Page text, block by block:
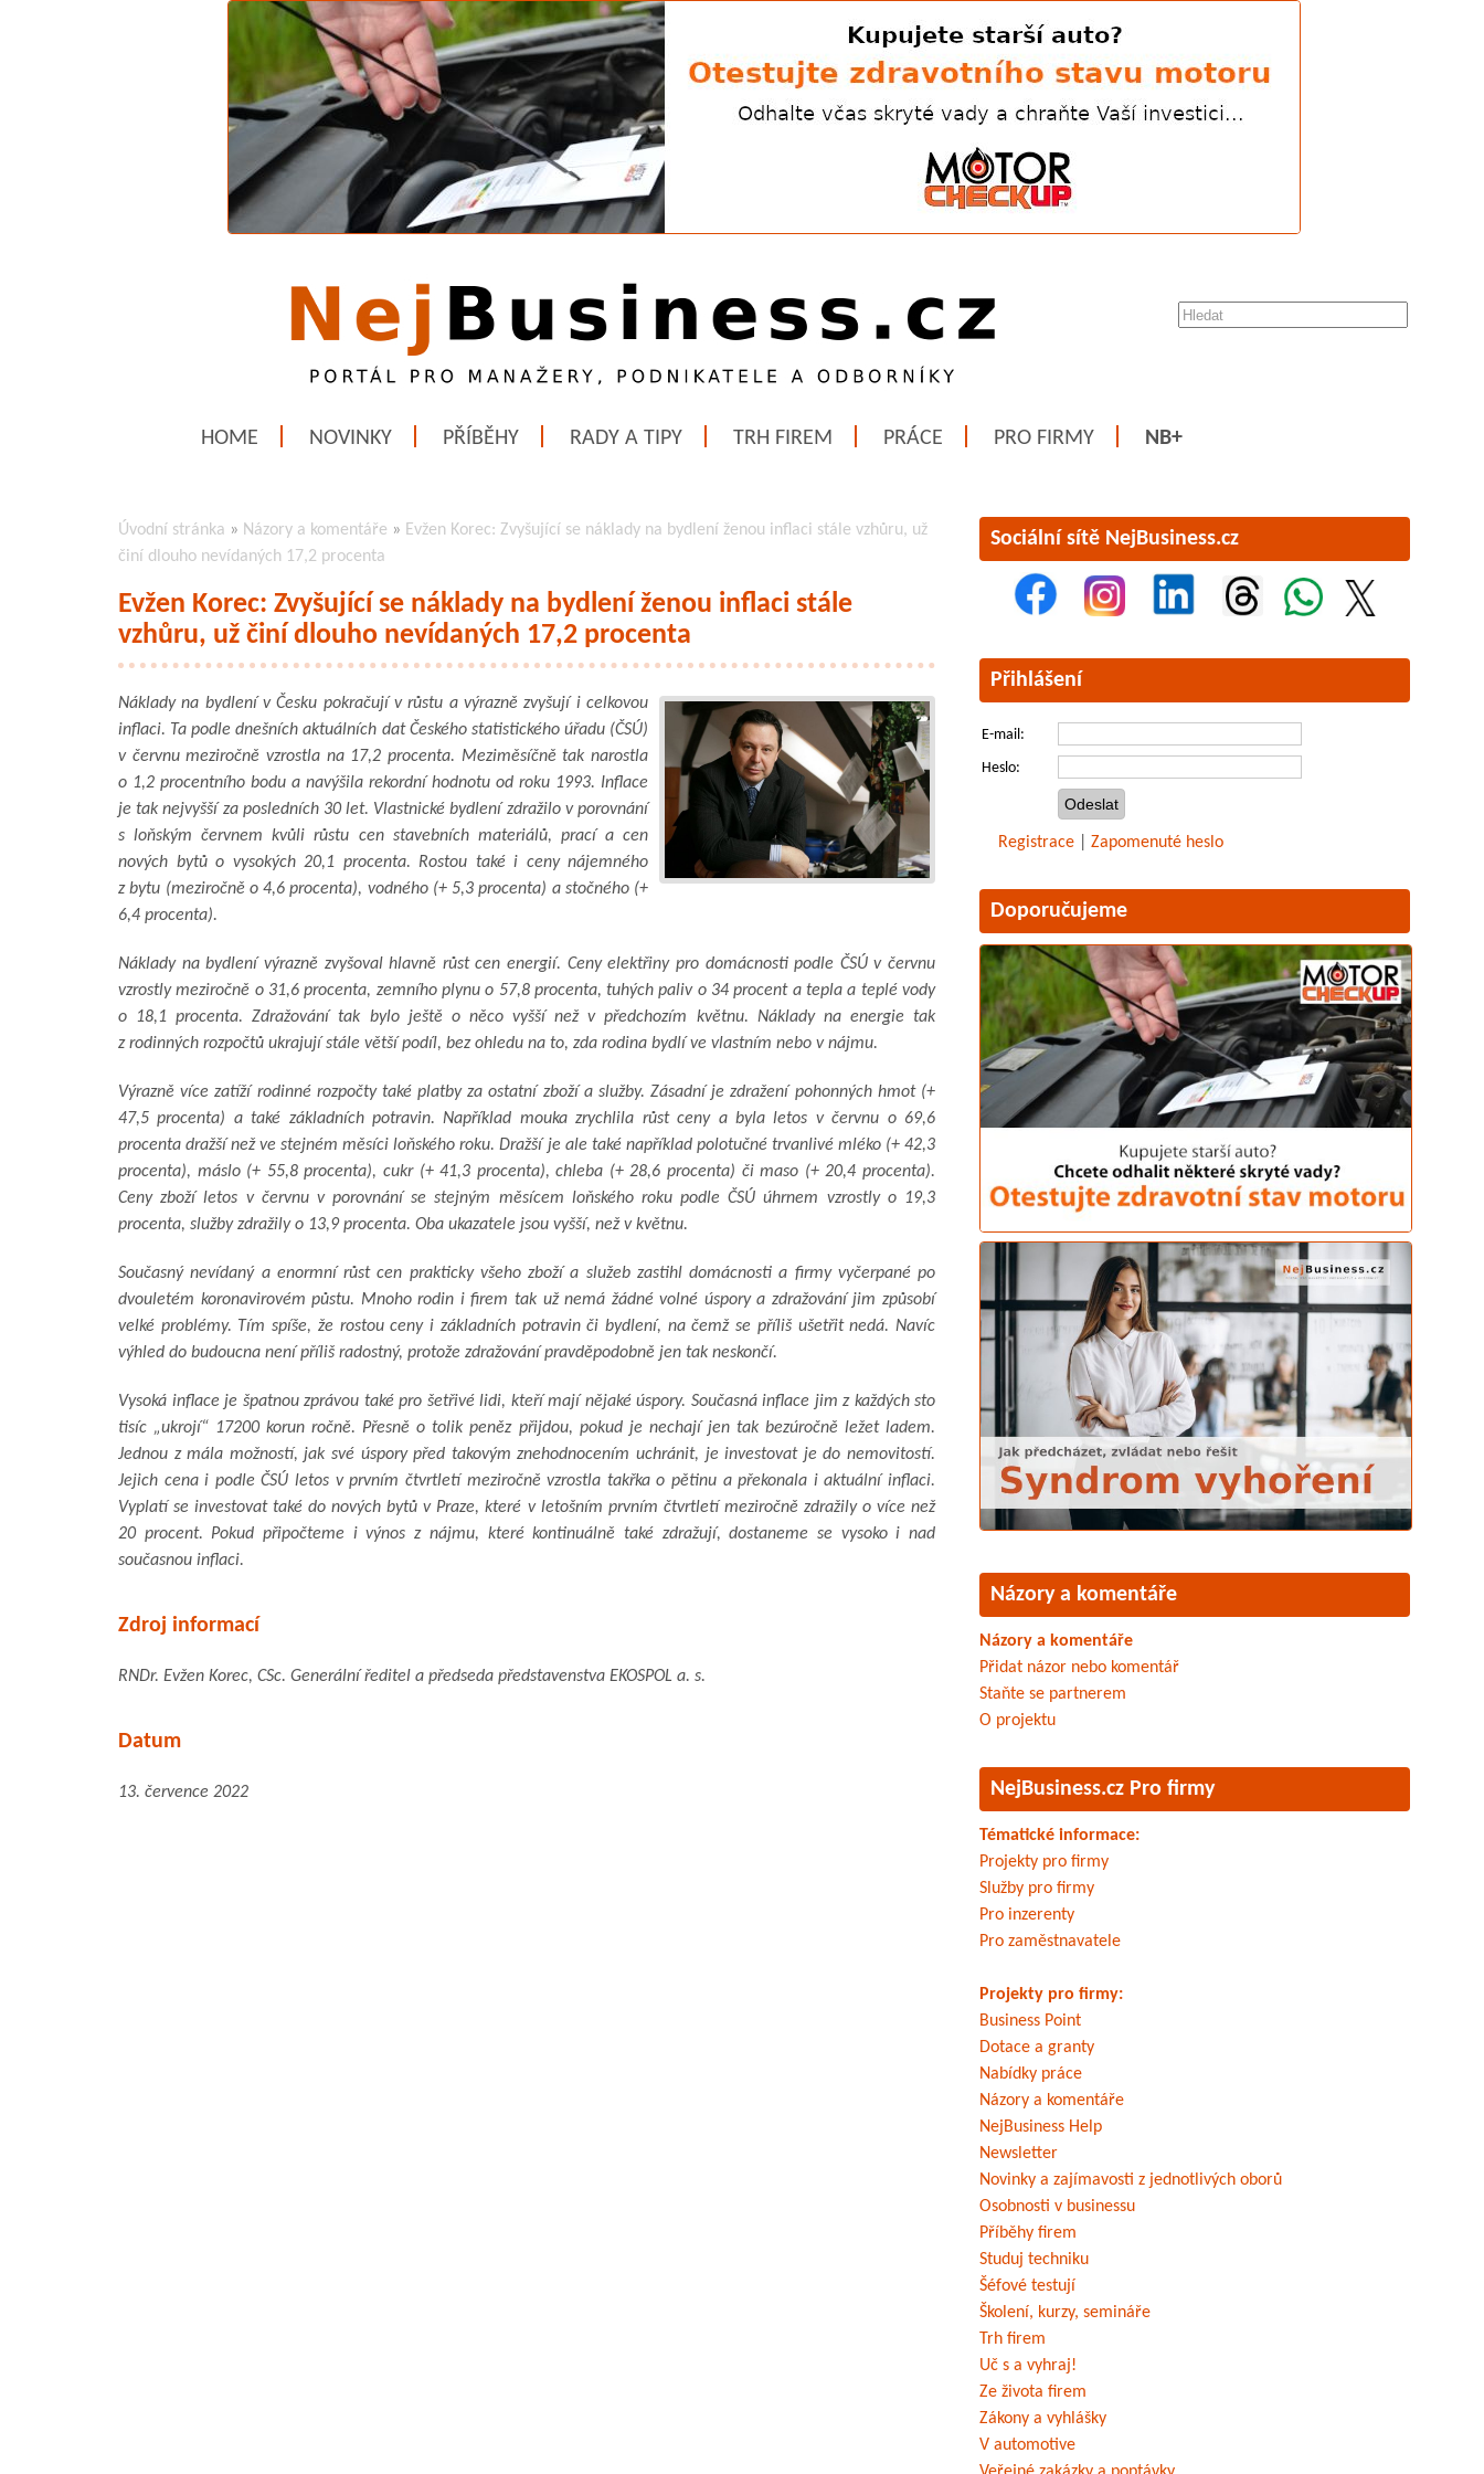
HOME NOVINKY PŘÍBĚHY RADY A TIPY TRH FIREM PRÁCE PRO FIRMY NB+
Úvodní stránka » Názory a komentáře » Evžen Korec: Zvyšující se náklady na bydlení ženou inflaci stále vzhůru, už
činí dlouho nevídaných 17,2 procenta
Evžen Korec: Zvyšující se náklady na bydlení ženou inflaci stále
vzhůru, už činí dlouho nevídaných 17,2 procenta
Náklady na bydlení v Česku pokračují v růstu a výrazně zvyšují i celkovou
inflaci. Ta podle dnešních aktuálních dat Českého statistického úřadu (ČSÚ)
v červnu meziročně vzrostla na 17,2 procenta. Meziměsíčně tak narostla
o 1,2 procentního bodu a navýšila rekordní hodnotu od roku 1993. Inflace
je tak nejvyšší za posledních 30 let. Vlastnické bydlení zdražilo v porovnání
s loňským červnem kvůli růstu cen stavebních materiálů, prací a cen
nových bytů o vysokých 20,1 procenta. Rostou také i ceny nájemného
z bytu (meziročně o 4,6 procenta), vodného (+ 5,3 procenta) a stočného (+
6,4 procenta).
Náklady na bydlení výrazně zvyšoval hlavně růst cen energií. Ceny elektřiny pro domácnosti podle ČSÚ v červnu
vzrostly meziročně o 31,6 procenta, zemního plynu o 57,8 procenta, tuhých paliv o 34 procent a tepla a teplé vody
o 18,1 procenta. Zdražování tak bylo ještě o něco vyšší než v předchozím květnu. Náklady na energie tak
z rodinných rozpočtů ukrajují stále větší podíl, bez ohledu na to, zda rodina bydlí ve vlastním nebo v nájmu.
Výrazně více zatíží rodinné rozpočty také platby za ostatní zboží a služby. Zásadní je zdražení pohonných hmot (+
47,5 procenta) a také základních potravin. Například mouka zrychlila růst ceny a byla letos v červnu o 69,6
procenta dražší než ve stejném měsíci loňského roku. Dražší je ale také například polotučné trvanlivé mléko (+ 42,3
procenta), máslo (+ 55,8 procenta), cukr (+ 41,3 procenta), chleba (+ 28,6 procenta) či maso (+ 20,4 procenta).
Ceny zboží letos v červnu v porovnání se stejným měsícem loňského roku podle ČSÚ úhrnem vzrostly o 19,3
procenta, služby zdražily o 13,9 procenta. Oba ukazatele jsou vyšší, než v květnu.
Současný nevídaný a enormní růst cen prakticky všeho zboží a služeb zastihl domácnosti a firmy vyčerpané po
dvouletém koronavirovém půstu. Mnoho rodin i firem tak už nemá žádné volné úspory a zdražování jim způsobí
velké problémy. Tím spíše, že rostou ceny i základních potravin či bydlení, na čemž se příliš ušetřit nedá. Navíc
výhled do budoucna není příliš radostný, protože zdražování pravděpodobně jen tak neskončí.
Vysoká inflace je špatnou zprávou také pro šetřivé lidi, kteří mají nějaké úspory. Současná inflace jim z každých sto
tisíc „ukrojí“ 17200 korun ročně. Přesně o tolik peněz přijdou, pokud je nechají jen tak bezúročně ležet ladem.
Jednou z mála možností, jak své úspory před takovým znehodnocením uchránit, je investovat je do nemovitostí.
Jejich cena i podle ČSÚ letos v prvním čtvrtletí meziročně vzrostla takřka o pětinu a překonala i aktuální inflaci.
Vyplatí se investovat také do nových bytů v Praze, které v letošním prvním čtvrtletí meziročně zdražily o více než
20 procent. Pokud připočteme i výnos z nájmu, které kontinuálně také zdražují, dostaneme se vysoko i nad
současnou inflaci.
Zdroj informací
RNDr. Evžen Korec, CSc. Generální ředitel a předseda představenstva EKOSPOL a. s.
Datum
13. července 2022
Sociální sítě NejBusiness.cz
Přihlášení
E-mail:
Heslo:
Registrace Zapomenuté heslo
Doporučujeme
Názory a komentáře
Názory a komentáře
Přidat názor nebo komentář
Staňte se partnerem
O projektu
NejBusiness.cz Pro firmy
Tématické informace:
Projekty pro firmy
Služby pro firmy
Pro inzerenty
Pro zaměstnavatele
Projekty pro firmy:
Business Point
Dotace a granty
Nabídky práce
Názory a komentáře
NejBusiness Help
Newsletter
Novinky a zajímavosti z jednotlivých oborů
Osobnosti v businessu
Příběhy firem
Studuj techniku
Šéfové testují
Školení, kurzy, semináře
Trh firem
Uč s a vyhraj!
Ze života firem
Zákony a vyhlášky
V automotive